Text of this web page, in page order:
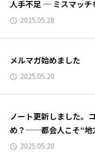
人手不足 ─ ミスマッチ
2025.05.28
メルマガ始めました
2025.05.20
ノート更新しました。
め？──都会人こそ“地
2025.05.20